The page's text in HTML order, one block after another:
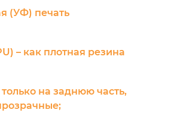
(УФ) печать
– как плотная резина
на заднюю часть,